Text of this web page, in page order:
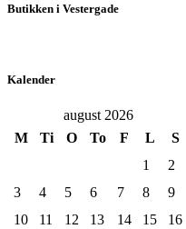
Butikken i Vestergade
Kalender
august 2026
M
Ti O To F L
S
1
2
3
4 5 6 7 8
9
10
11 12 13 14 15
16